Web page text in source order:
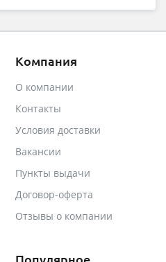
Компания
О компании
Контакты
Условия доставки
Вакансии
Пункты выдачи
Договор-оферта
Отзывы о компании